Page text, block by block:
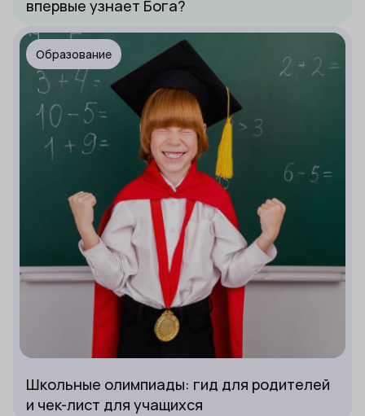
впервые узнает Бога?
Образование
Школьные олимпиады: гид для родителей
и чек-лист для учащихся